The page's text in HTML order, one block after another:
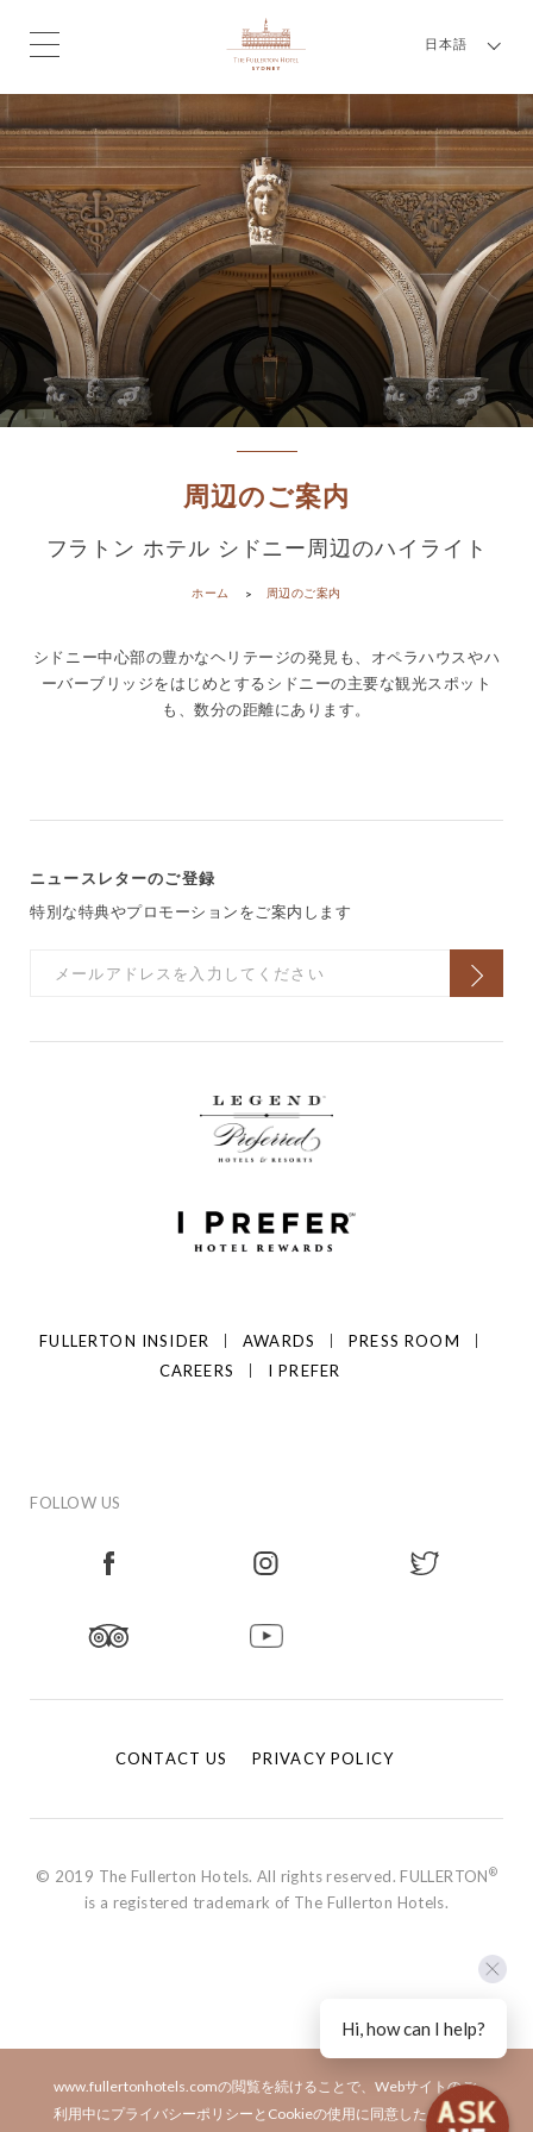
www.fullertonhotels.comの閲覧を続けることで、Webサイトのご
利用中にプライバシーポリシーとCookieの使用に同意したことに
日本語
周辺のご案内
フラトン ホテル シドニー周辺のハイライト
ホーム 周辺のご案内
シドニー中心部の豊かなヘリテージの発見も、オペラハウスやハ
ーバーブリッジをはじめとするシドニーの主要な観光スポット
も、数分の距離にあります。
ニュースレターのご登録
特別な特典やプロモーションをご案内します
FULLERTON INSIDER AWARDS
PRESS ROOM
CAREERS
I PREFER
FOLLOW US
CONTACT US PRIVACY POLICY
© 2019 The Fullerton Hotels. All rights reserved. FULLERTON®
is a registered trademark of The Fullerton Hotels.
Hi, how can I help?